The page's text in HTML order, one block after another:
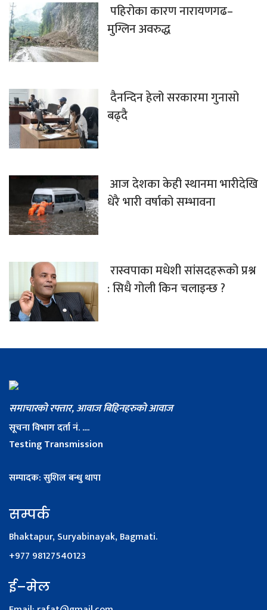
पहिरोका कारण नारायणगढ–
मुग्लिन अवरुद्ध
दैनन्दिन हेलो सरकारमा गुनासो
बढ्दै
आज देशका केही स्थानमा भारीदेखि
धेरै भारी वर्षाको सम्भावना
रास्वपाका मधेशी सांसदहरूको प्रश्न
: सिधै गोली किन चलाइन्छ ?
समाचारको रफ्तार, आवाज बिहिनहरुको आवाज
सूचना विभाग दर्ता नं. ....
Testing Transmission
सम्पादक: सुशिल बन्धु थापा
सम्पर्क
Bhaktapur, Suryabinayak, Bagmati.
+977 98127540123
ई–मेल